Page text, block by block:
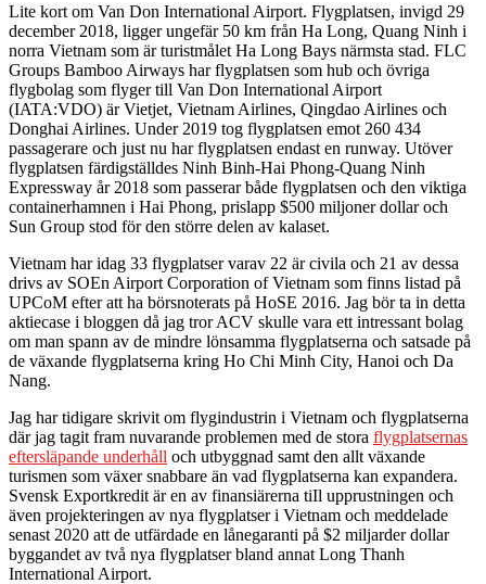
Lite kort om Van Don International Airport. Flygplatsen, invigd 29
december 2018, ligger ungefär 50 km från Ha Long, Quang Ninh i
norra Vietnam som är turistmålet Ha Long Bays närmsta stad. FLC
Groups Bamboo Airways har flygplatsen som hub och övriga
flygbolag som flyger till Van Don International Airport
(IATA:VDO) är Vietjet, Vietnam Airlines, Qingdao Airlines och
Donghai Airlines. Under 2019 tog flygplatsen emot 260 434
passagerare och just nu har flygplatsen endast en runway. Utöver
flygplatsen färdigställdes Ninh Binh-Hai Phong-Quang Ninh
Expressway år 2018 som passerar både flygplatsen och den viktiga
containerhamnen i Hai Phong, prislapp $500 miljoner dollar och
Sun Group stod för den större delen av kalaset.
Vietnam har idag 33 flygplatser varav 22 är civila och 21 av dessa
drivs av SOEn Airport Corporation of Vietnam som finns listad på
UPCoM efter att ha börsnoterats på HoSE 2016. Jag bör ta in detta
aktiecase i bloggen då jag tror ACV skulle vara ett intressant bolag
om man spann av de mindre lönsamma flygplatserna och satsade på
de växande flygplatserna kring Ho Chi Minh City, Hanoi och Da
Nang.
Jag har tidigare skrivit om flygindustrin i Vietnam och flygplatserna
där jag tagit fram nuvarande problemen med de stora flygplatsernas
eftersläpande underhåll och utbyggnad samt den allt växande
turismen som växer snabbare än vad flygplatserna kan expandera.
Svensk Exportkredit är en av finansiärerna tiIl upprustningen och
även projekteringen av nya flygplatser i Vietnam och meddelade
senast 2020 att de utfärdade en lånegaranti på $2 miljarder dollar
byggandet av två nya flygplatser bland annat Long Thanh
International Airport.